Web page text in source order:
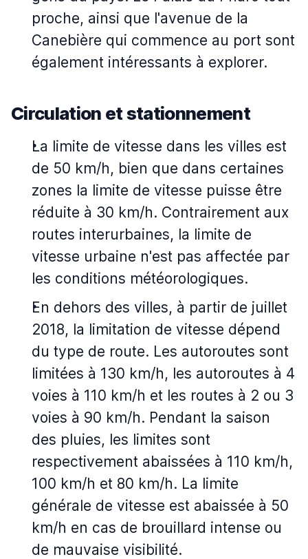
proche, ainsi que l'avenue de la
Canebière qui commence au port sont
également intéressants à explorer.
Circulation et stationnement
La limite de vitesse dans les villes est
de 50 km/h, bien que dans certaines
zones la limite de vitesse puisse être
réduite à 30 km/h. Contrairement aux
routes interurbaines, la limite de
vitesse urbaine n'est pas affectée par
les conditions météorologiques.
En dehors des villes, à partir de juillet
2018, la limitation de vitesse dépend
du type de route. Les autoroutes sont
limitées à 130 km/h, les autoroutes à 4
voies à 110 km/h et les routes à 2 ou 3
voies à 90 km/h. Pendant la saison
des pluies, les limites sont
respectivement abaissées à 110 km/h,
100 km/h et 80 km/h. La limite
générale de vitesse est abaissée à 50
km/h en cas de brouillard intense ou
de mauvaise visibilité.